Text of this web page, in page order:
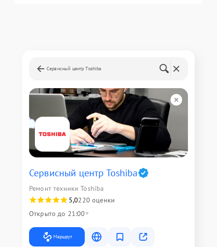
Сервисный центр Toshiba
Сервисный центр Toshiba
Ремонт техники Toshiba
5,0220 оценки
Открыто до 21:00
Маршрут